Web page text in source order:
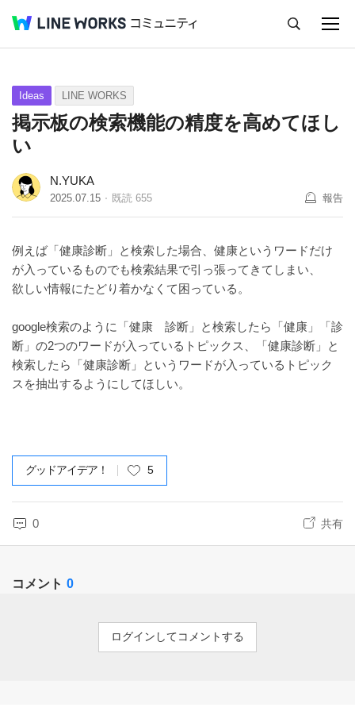
Q&A Tips Ideas
Ideas LINE WORKS
掲示板の検索機能の精度を高めてほし
い
N.YUKA
2025.07.15 既読 655 報告
例えば「健康診断」と検索した場合、健康というワードだけ
が入っているものでも検索結果で引っ張ってきてしまい、
欲しい情報にたどり着かなくて困っている。
google検索のように「健康 診断」と検索したら「健康」「診
断」の2つのワードが入っているトピックス、「健康診断」と
検索したら「健康診断」というワードが入っているトピック
スを抽出するようにしてほしい。
グッドアイデア！ 5
0 共有
コメント 0
ログインしてコメントする